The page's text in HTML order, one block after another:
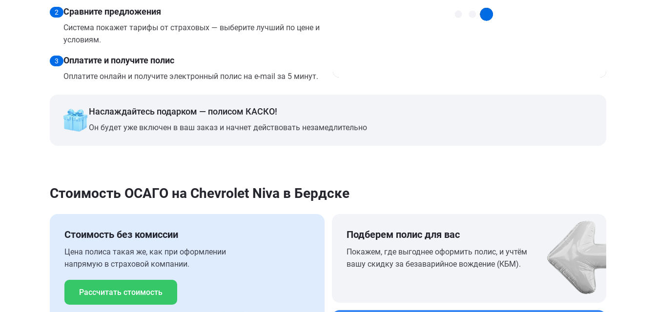
2 Сравните предложения
Система покажет тарифы от страховых — выберите лучший по цене и
условиям.
3 Оплатите и получите полис
Оплатите онлайн и получите электронный полис на e-mail за 5 минут.
Наслаждайтесь подарком — полисом КАСКО!
Он будет уже включен в ваш заказ и начнет действовать незамедлительно
Стоимость ОСАГО на Chevrolet Niva в Бердске
Стоимость без комиссии
Цена полиса такая же, как при оформлении
напрямую в страховой компании.
Рассчитать стоимость
Подберем полис для вас
Покажем, где выгоднее оформить полис, и учтём
вашу скидку за безаварийное вождение (КБМ).